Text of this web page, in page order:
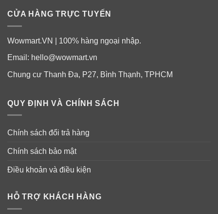
CỬA HÀNG TRỰC TUYẾN
Wowmart.VN | 100% hàng ngoại nhập.
Email: hello@wowmart.vn
Chung cư Thanh Đa, P27, Bình Thạnh, TPHCM
QUY ĐỊNH VÀ CHÍNH SÁCH
Chính sách đổi trả hàng
Chính sách bảo mật
Điều khoản và điều kiện
HỖ TRỢ KHÁCH HÀNG